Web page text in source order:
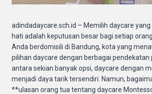
adindadaycare.sch.id – Memilih daycare
hati adalah keputusan besar bagi setiap
Anda berdomisili di Bandung, kota yang
pilihan daycare dengan berbagai pendekatan
antara sekian banyak opsi, daycare dengan
menjadi daya tarik tersendiri. Namun,
**ulasan orang tua tentang daycare